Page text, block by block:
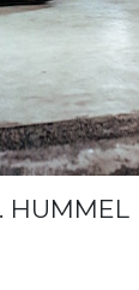
HUMMEL